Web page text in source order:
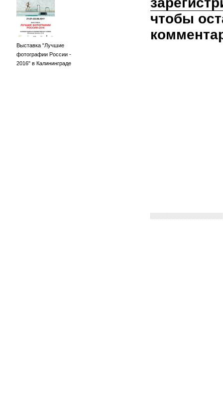
Выставка "Лучшие
фотографии России -
2016" в Калининграде
чтобы